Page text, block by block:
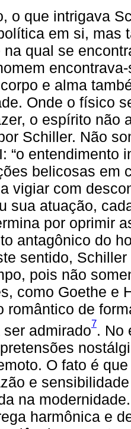
o que intrigava
em si, mas
na qual se
e alma
Onde o físico
o espírito não
Schiller. Não
“o entendimento
belicosas em
vigiar com
sua atuação,
por oprimir
antagônico do
sentido,
pois não
como Goethe e
romântico de
admirado7. No
O fato é
e
na
harmônica e